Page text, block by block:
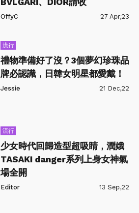
OffyC 27 Apr,23
流行
禮物準備好了沒？3個夢幻珍珠品
牌必認識，日韓女明星都愛戴！
Jessie 21 Dec,22
流行
少女時代回歸造型超吸睛，潤娥
TASAKI danger系列上身女神氣
場全開
Editor 13 Sep,22